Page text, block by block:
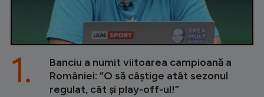
Banciu a numit viitoarea campioană a
României: ”O să câștige atât sezonul
regulat, cât și play-off-ul!”
1.